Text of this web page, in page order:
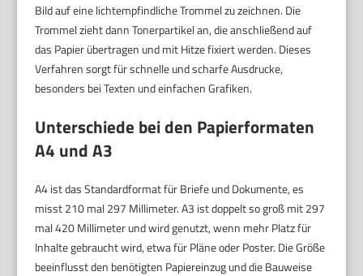
Bild auf eine lichtempfindliche Trommel zu zeichnen. Die
Trommel zieht dann Tonerpartikel an, die anschließend auf
das Papier übertragen und mit Hitze fixiert werden. Dieses
Verfahren sorgt für schnelle und scharfe Ausdrucke,
besonders bei Texten und einfachen Grafiken.
Unterschiede bei den Papierformaten
A4 und A3
A4 ist das Standardformat für Briefe und Dokumente, es
misst 210 mal 297 Millimeter. A3 ist doppelt so groß mit 297
mal 420 Millimeter und wird genutzt, wenn mehr Platz für
Inhalte gebraucht wird, etwa für Pläne oder Poster. Die Größe
beeinflusst den benötigten Papiereinzug und die Bauweise